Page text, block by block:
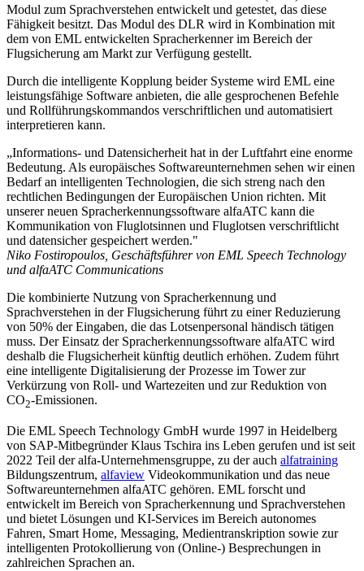
Modul zum Sprachverstehen entwickelt und getestet, das diese
Fähigkeit besitzt. Das Modul des DLR wird in Kombination mit
dem von EML entwickelten Spracherkenner im Bereich der
Flugsicherung am Markt zur Verfügung gestellt.
Durch die intelligente Kopplung beider Systeme wird EML eine
leistungsfähige Software anbieten, die alle gesprochenen Befehle
und Rollführungskommandos verschriftlichen und automatisiert
interpretieren kann.
„Informations- und Datensicherheit hat in der Luftfahrt eine enorme
Bedeutung. Als europäisches Softwareunternehmen sehen wir einen
Bedarf an intelligenten Technologien, die sich streng nach den
rechtlichen Bedingungen der Europäischen Union richten. Mit
unserer neuen Spracherkennungssoftware alfaATC kann die
Kommunikation von Fluglotsinnen und Fluglotsen verschriftlicht
und datensicher gespeichert werden."
Niko Fostiropoulos, Geschäftsführer von EML Speech Technology
und alfaATC Communications
Die kombinierte Nutzung von Spracherkennung und
Sprachverstehen in der Flugsicherung führt zu einer Reduzierung
von 50% der Eingaben, die das Lotsenpersonal händisch tätigen
muss. Der Einsatz der Spracherkennungssoftware alfaATC wird
deshalb die Flugsicherheit künftig deutlich erhöhen. Zudem führt
eine intelligente Digitalisierung der Prozesse im Tower zur
Verkürzung von Roll- und Wartezeiten und zur Reduktion von
CO2-Emissionen.
Die EML Speech Technology GmbH wurde 1997 in Heidelberg
von SAP-Mitbegründer Klaus Tschira ins Leben gerufen und ist seit
2022 Teil der alfa-Unternehmensgruppe, zu der auch alfatraining
Bildungszentrum, alfaview Videokommunikation und das neue
Softwareunternehmen alfaATC gehören. EML forscht und
entwickelt im Bereich von Spracherkennung und Sprachverstehen
und bietet Lösungen und KI-Services im Bereich autonomes
Fahren, Smart Home, Messaging, Medientranskription sowie zur
intelligenten Protokollierung von (Online-) Besprechungen in
zahlreichen Sprachen an.